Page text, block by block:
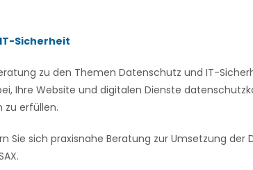
Sicherheit
zu den Themen Datenschutz und IT-
Ihre Website und digitalen Dienste
zu erfüllen.
sich praxisnahe Beratung zur Umsetzung der